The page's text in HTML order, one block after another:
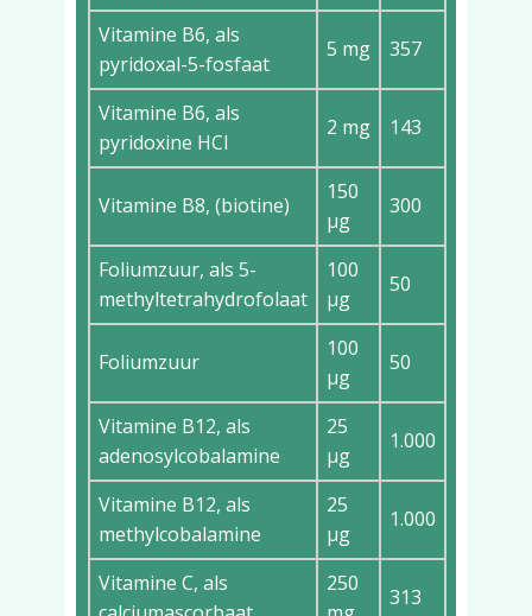
Vitamine B6, als
pyridoxal-5-fosfaat
5 mg 357
Vitamine B6, als
pyridoxine HCl
2 mg 143
Vitamine B8, (biotine)
150
µg
300
Foliumzuur, als 5-
methyltetrahydrofolaat
100
µg
50
Foliumzuur
100
µg
50
Vitamine B12, als
adenosylcobalamine
25
µg
1.000
Vitamine B12, als
methylcobalamine
25
µg
1.000
Vitamine C, als
250
313